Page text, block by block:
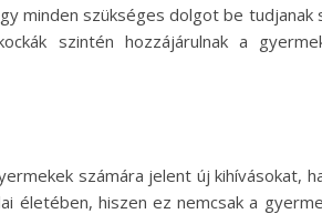
minden szükséges dolgot be tudjanak
szintén hozzájárulnak a
számára jelent új kihívásokat,
életében, hiszen ez nemcsak a